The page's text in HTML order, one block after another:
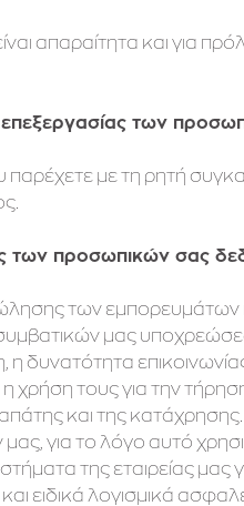
απαραίτητα και για
επεξεργασίας των
με τη ρητή
των προσωπικών σας
των εμπορευμάτων
μας
δυνατότητα
η χρήση τους για την
και της
για το λόγο αυτό
της εταιρείας
ειδικά λογισμικά